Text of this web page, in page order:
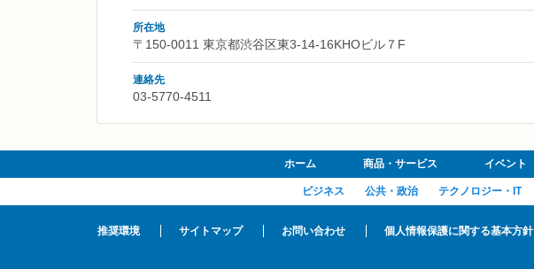
所在地
〒150-0011 東京都渋谷区東3-14-16KHOビル７F
連絡先
03-5770-4511
ホーム 商品・サービス イベント
ビジネス 公共・政治 テクノロジー・IT
推奨環境 サイトマップ お問い合わせ 個人情報保護に関する基本方針